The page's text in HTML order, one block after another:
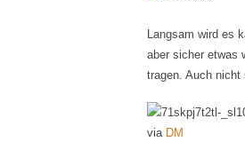
Langsam wird es
aber sicher etwas
tragen. Auch nicht
via DM